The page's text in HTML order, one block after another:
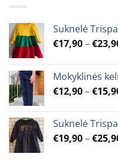
Suknelė
€17,90–€
Mokyklinės
€12,90–€
Suknelė
€19,90–€